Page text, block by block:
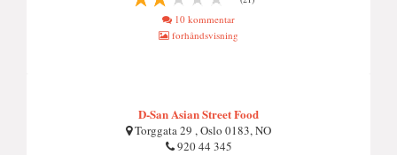
10 kommentar
forhåndsvisning
D-San Asian Street Food
Torggata 29 , Oslo 0183, NO
920 44 345